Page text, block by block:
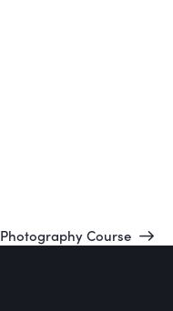
Photography Course